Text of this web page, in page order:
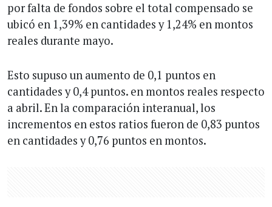
por falta de fondos sobre el total compensado se
ubicó en 1,39% en cantidades y 1,24% en montos
reales durante mayo.
Esto supuso un aumento de 0,1 puntos en
cantidades y 0,4 puntos. en montos reales respecto
a abril. En la comparación interanual, los
incrementos en estos ratios fueron de 0,83 puntos
en cantidades y 0,76 puntos en montos.